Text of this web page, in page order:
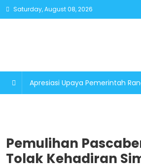
Skip
to
Saturday, August 08, 2026
Apresiasi Upaya Pemerintah
Pemulihan
Tolak Kehadiran